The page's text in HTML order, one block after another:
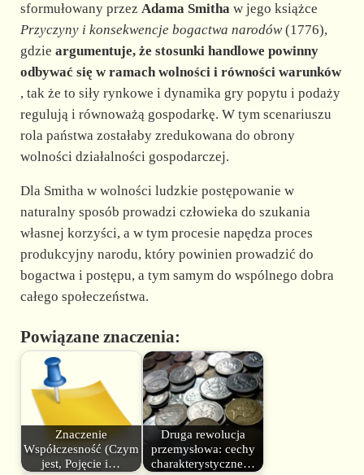
sformułowany przez Adama Smithaw jego książce
Przyczyny i konsekwencje bogactwa narodów(1776),
gdzie argumentuje, że stosunki handlowe powinny
odbywać się w ramach wolności i równości warunków
, tak że to siły rynkowe i dynamika gry popytu i podaży
regulują i równoważą gospodarkę. W tym scenariuszu
rola państwa zostałaby zredukowana do obrony
wolności działalności gospodarczej.
Dla Smitha w wolności ludzkie postępowanie w
naturalny sposób prowadzi człowieka do szukania
własnej korzyści, a w tym procesie napędza proces
produkcyjny narodu, który powinien prowadzić do
bogactwa i postępu, a tym samym do wspólnego dobra
całego społeczeństwa.
Powiązane znaczenia:
Znaczenie
Współczesność (Czym
jest, Pojęcie i…
Druga rewolucja
przemysłowa: cechy
charakterystyczne…